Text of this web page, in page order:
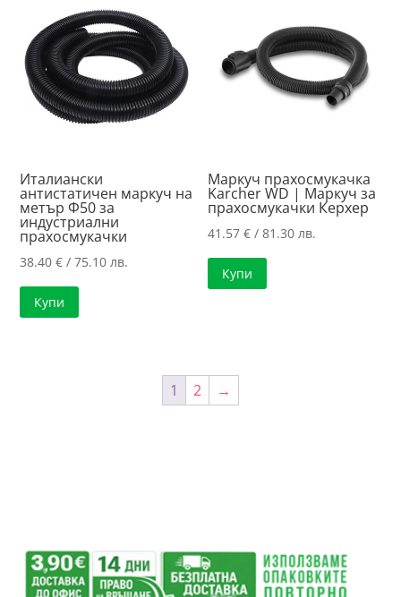
Италиански
антистатичен маркуч на
метър Ф50 за
индустриални
прахосмукачки
38.40€ / 75.10 лв.
Купи
Маркуч прахосмукачка
Karcher WD | Маркуч за
прахосмукачки Керхер
41.57€ / 81.30 лв.
Купи
1 2 →